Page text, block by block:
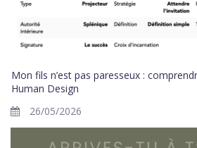
Mon fils n’est pas paresseux :
Human Design
26/05/2026